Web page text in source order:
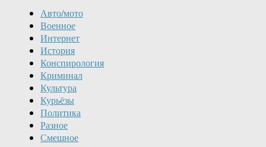
Авто/мото
Военное
Интернет
История
Конспирология
Криминал
Культура
Курьёзы
Политика
Разное
Смешное